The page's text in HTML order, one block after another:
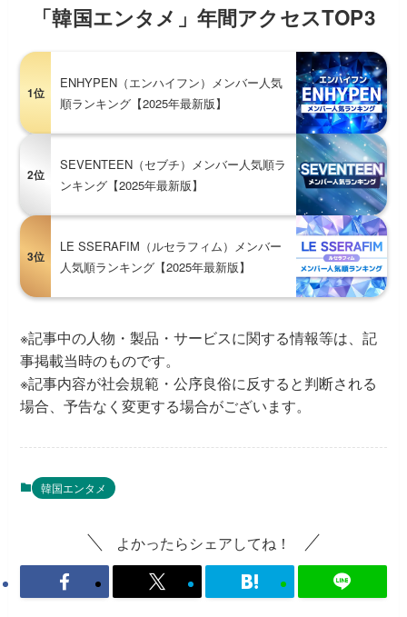
「韓国エンタメ」年間アクセスTOP3
1位
ENHYPEN（エンハイフン）メンバー人気
順ランキング【2025年最新版】
2位
SEVENTEEN（セブチ）メンバー人気順ラ
ンキング【2025年最新版】
3位
LE SSERAFIM（ルセラフィム）メンバー
人気順ランキング【2025年最新版】
※記事中の人物・製品・サービスに関する情報等は、記
事掲載当時のものです。
※記事内容が社会規範・公序良俗に反すると判断される
場合、予告なく変更する場合がございます。
韓国エンタメ
よかったらシェアしてね！